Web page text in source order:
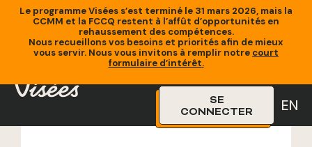
Le programme Visées s’est terminé le 31 mars 2026, mais la
CCMM et la FCCQ restent à l’affût d’opportunités en
rehaussement des compétences.
Nous recueillons vos besoins et priorités afin de mieux
vous servir. Nous vous invitons à remplir notre court
formulaire d’intérêt.
SE
CONNECTER
EN
Accueil» Formations» IA et créativité: créez, transformez et